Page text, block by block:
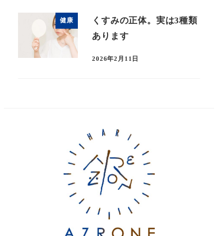
健康
くすみの正体。実は3種類
あります
2026年2月11日